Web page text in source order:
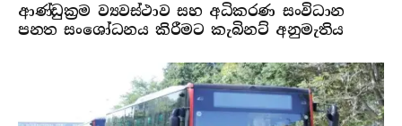
ආණ්ඩුක්‍රම ව්‍යවස්ථාව සහ අධිකරණ සංවිධාන
පනත සංශෝධනය කිරීමට කැබිනට් අනුමැතිය